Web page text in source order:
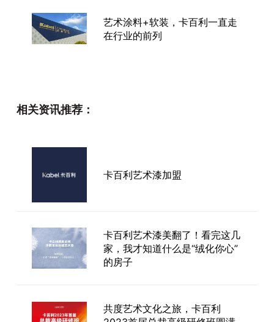
艺术涂料+软装，卡百利一直走
在行业的前列
进口艺术涂料如何选？
艺术涂料之淡蓝色
相关资讯推荐：
卡百利艺术漆加盟
卡百利艺术漆美翻了！看完这几
家，我才知道什么是“绒化你心”
的房子
共度艺术文化之旅，卡百利